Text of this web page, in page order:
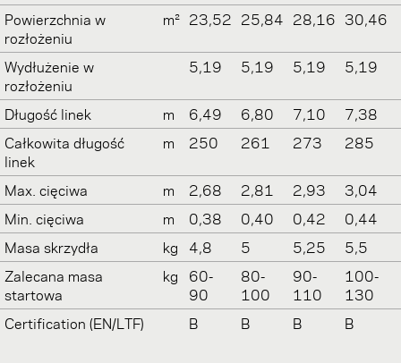
Powierzchnia w
rozłożeniu
m² 23,52 25,84 28,16 30,46
Wydłużenie w
rozłożeniu
5,19 5,19 5,19 5,19
Długość linek m 6,49 6,80 7,10
7,38
Całkowita długość
linek
m 250 261 273 285
Max. cięciwa m 2,68 2,81 2,93
3,04
Min. cięciwa
m 0,38 0,40 0,42
0,44
Masa skrzydła
kg 4,8 5 5,25
5,5
Zalecana masa
startowa
kg
60-
90
80-
100
90-
110
100-
130
Certification (EN/LTF)
B B B B